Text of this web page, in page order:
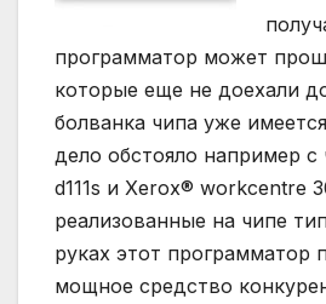
программатор может
которые еще не доехали
болванка чипа уже
дело обстояло например с
d111s и Xerox® workcentre
реализованные на чипе
руках этот программатор
мощное средство